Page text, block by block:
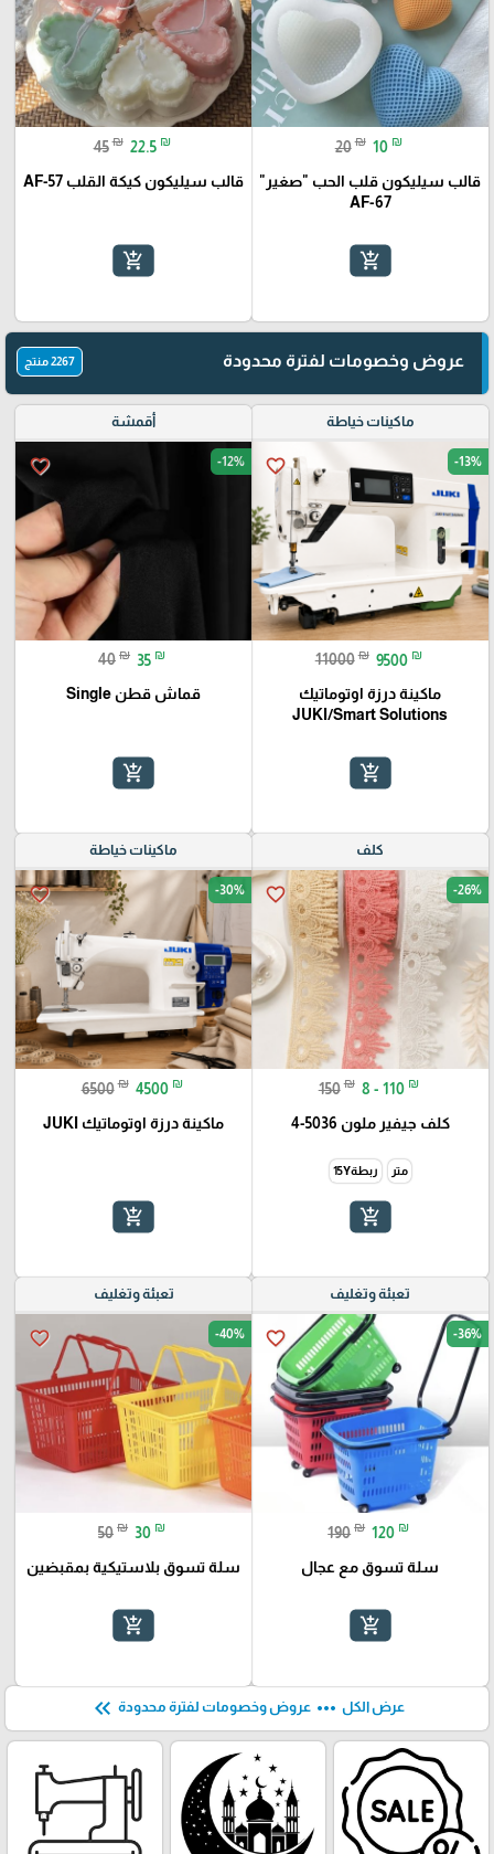
20 ₪ 10 ₪
قالب سيليكون قلب الحب "صغير"
AF-67
add_shopping_cart
45 ₪ 22.5 ₪
قالب سيليكون كيكة القلب AF-57
add_shopping_cart
عروض وخصومات لفترة محدودة 2267 منتج
ماكينات خياطة
favorite_border -13%
11000 ₪ 9500 ₪
ماكينة درزة اوتوماتيك
JUKI/Smart Solutions
add_shopping_cart
أقمشة
favorite_border -12%
40 ₪ 35 ₪
قماش قطن Single
add_shopping_cart
كلف
favorite_border -26%
150 ₪ 8 - 110 ₪
كلف جيفير ملون 5036-4
متر ربطة15Y
add_shopping_cart
ماكينات خياطة
favorite_border -30%
6500 ₪ 4500 ₪
ماكينة درزة اوتوماتيك JUKI
add_shopping_cart
تعبئة وتغليف
favorite_border -36%
190 ₪ 120 ₪
سلة تسوق مع عجال
add_shopping_cart
تعبئة وتغليف
favorite_border -40%
50 ₪ 30 ₪
سلة تسوق بلاستيكية بمقبضين
add_shopping_cart
عرض الكل more_horiz عروض وخصومات لفترة محدودة keyboard_double_arrow_left